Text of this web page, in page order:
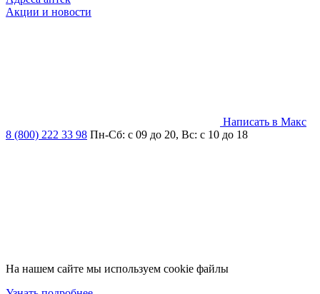
Акции и новости
Написать в Макс
8 (800) 222 33 98 Пн-Сб: с 09 до 20, Вс: с 10 до 18
На нашем сайте мы используем cookie файлы